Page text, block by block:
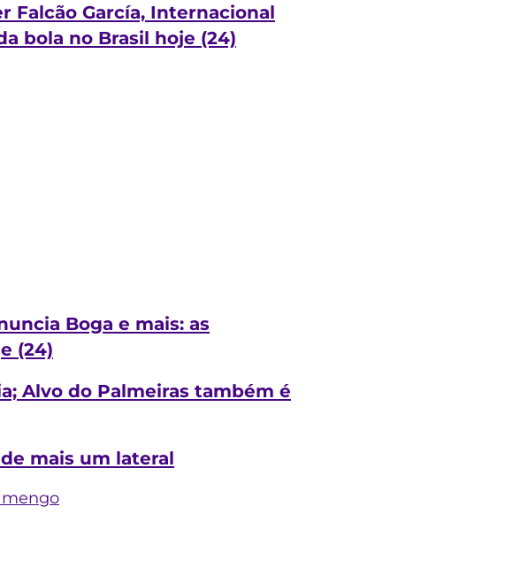
Falcão García, Internacional
bola no Brasil hoje (24)
Boga e mais: as
(24)
Alvo do Palmeiras também é
mais um lateral